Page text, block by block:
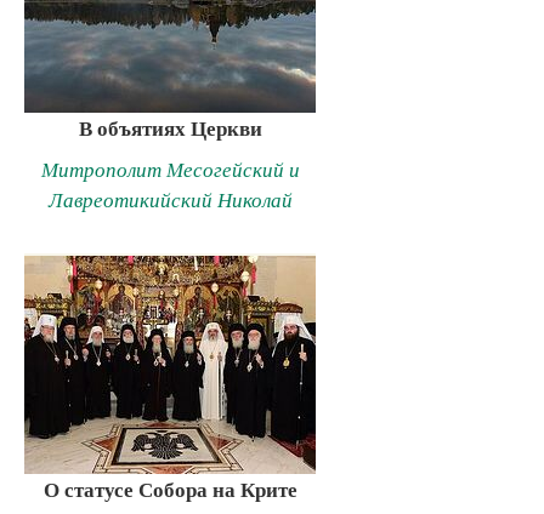
В объятиях Церкви
Митрополит Месогейский и
Лавреотикийский Николай
О статусе Собора на Крите